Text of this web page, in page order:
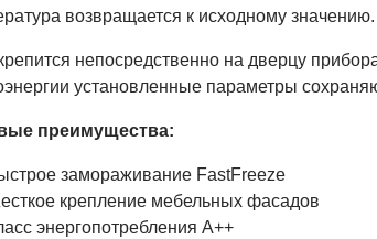
возвращается к исходному значению.
непосредственно на дверцу
установленные параметры
преимущества:
замораживание FastFreeze
крепление мебельных фасадов
энергопотребления A++